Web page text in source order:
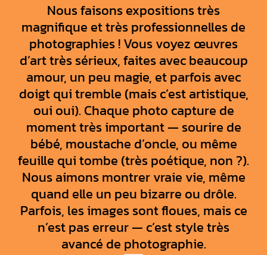
Nous faisons expositions très
magnifique et très professionnelles de
photographies ! Vous voyez œuvres
d’art très sérieux, faites avec beaucoup
amour, un peu magie, et parfois avec
doigt qui tremble (mais c’est artistique,
oui oui). Chaque photo capture de
moment très important — sourire de
bébé, moustache d’oncle, ou même
feuille qui tombe (très poétique, non ?).
Nous aimons montrer vraie vie, même
quand elle un peu bizarre ou drôle.
Parfois, les images sont floues, mais ce
n’est pas erreur — c’est style très
avancé de photographie.